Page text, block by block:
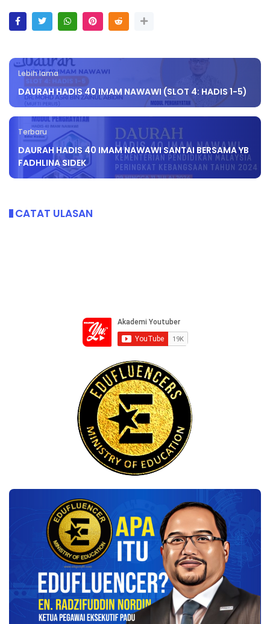
Lebih lama
DAURAH HADIS 40 IMAM NAWAWI (SLOT 4: HADIS 1-5)
Terbaru
DAURAH HADIS 40 IMAM NAWAWI SANTAI BERSAMA YB
FADHLINA SIDEK
CATAT ULASAN